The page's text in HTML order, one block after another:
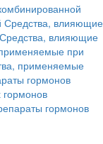
Средства, влияющие
Средства, влияющие
при
применяемые
гормонов
гормонов
гормонов